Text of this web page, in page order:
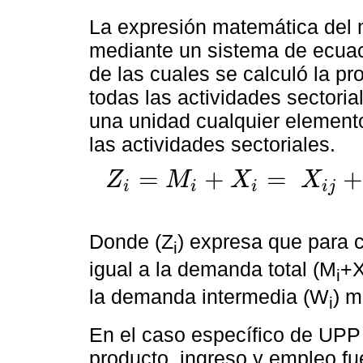
La expresión matemática del
mediante un sistema de
de las cuales se calculó la
todas las actividades
una unidad cualquier
las actividades sectoriales.
Zi = Mi + Xi = Xij +
Zi=M +Xi= Xij+Yi=W i+Yi (i = …n)
Donde (Zi) expresa que para
igual a la demanda total (Mi
la demanda intermedia (Wi)
En el caso específico de
producto, ingreso y empleo